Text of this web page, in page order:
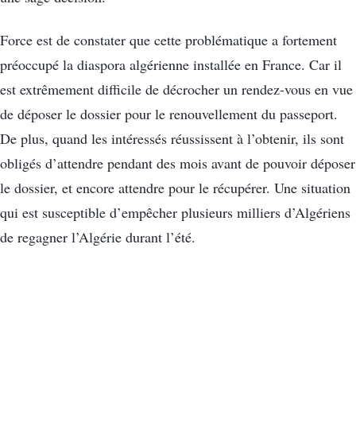
Force est de constater que cette problématique a fortement
préoccupé la diaspora algérienne installée en France. Car il
est extrêmement difficile de décrocher un rendez-vous en vue
de déposer le dossier pour le renouvellement du passeport.
De plus, quand les intéressés réussissent à l’obtenir, ils sont
obligés d’attendre pendant des mois avant de pouvoir déposer
le dossier, et encore attendre pour le récupérer. Une situation
qui est susceptible d’empêcher plusieurs milliers d’Algériens
de regagner l’Algérie durant l’été.